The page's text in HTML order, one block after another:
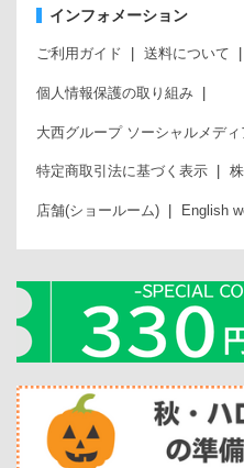
インフォメーション
ご利用ガイド 送料について
個人情報保護の取り組み
大西グループ ソーシャルメデ
特定商取引法に基づく表示
店舗(ショールーム) English